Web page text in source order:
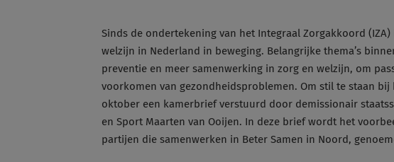
Sinds de ondertekening van het Integraal Zorgakkoord
welzijn in Nederland in beweging. Belangrijke thema’s
preventie en meer samenwerking in zorg en welzijn, om
voorkomen van gezondheidsproblemen. Om stil te staan bij
oktober een kamerbrief verstuurd door demissionair
en Sport Maarten van Ooijen. In deze brief wordt het
partijen die samenwerken in Beter Samen in Noord,